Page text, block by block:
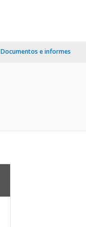
Documentos e informes